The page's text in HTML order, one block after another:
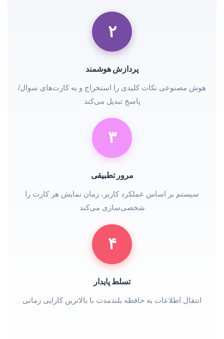
۲
پردازش هوشمند
هوش مصنوعی نکات کلیدی را استخراج و به کارت‌های سوال/
پاسخ تبدیل می‌کند
۳
مرور تطبیقی
سیستم بر اساس عملکرد کاربر، زمان نمایش هر کارت را
شخصی‌سازی می‌کند
۴
تسلط پایدار
انتقال اطلاعات به حافظه بلندمدت با بالاترین کارایی زمانی